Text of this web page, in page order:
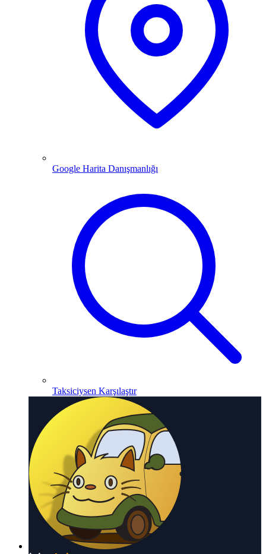
Google Harita Danışmanlığı
Taksiciysen Karşılaştır